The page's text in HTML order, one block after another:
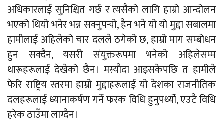
अधिकारलाई सुनिश्चित गर्छ र त्यसैको लागि हाम्रो आन्दोलन
भएको थियो भनेर भन्न सक्नुपर्‍यो, हैन भने यो यो मुद्दा सबालमा
हामीलाई अहिलेको चार दलले ठगेको छ, हाम्रो माग सम्बोधन
हुन सक्दैन, यसरी संयुक्तरूपमा भनेको अहिलेसम्म
थारूहरूलाई देखेको छैन। मस्यौदा आइसकेपछि त हामीले
फेरि राष्ट्रिय स्तरमा हाम्रो मुद्दाहरूलाई यो देशका राजनीतिक
दलहरूलाई ध्यानाकर्षण गर्ने फरक विधि हुनुपर्थ्यो, एउटै विधि
हरेक ठाउँमा लाग्दैन।